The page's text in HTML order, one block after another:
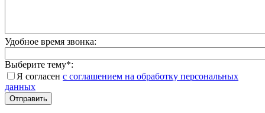
Удобное время звонка:
Выберите тему*:
Я согласен с соглашением на обработку персональных
данных